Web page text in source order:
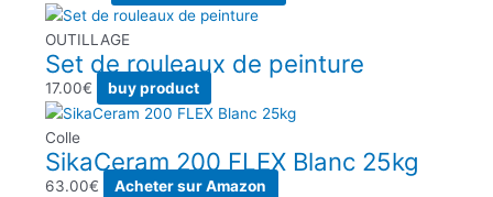
OUTILLAGE
Set de rouleaux de peinture
17.00€ buy product
Colle
SikaCeram 200 FLEX Blanc 25kg
63.00€ Acheter sur Amazon